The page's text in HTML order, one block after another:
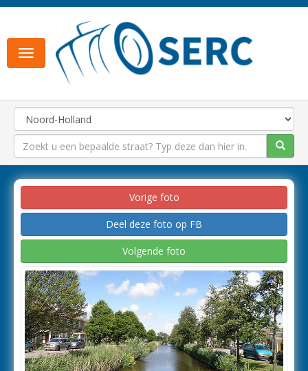
Toggle
navigation
Vorige foto
Deel deze foto op FB
Volgende foto